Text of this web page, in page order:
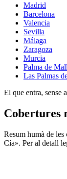
Madrid
Barcelona
Valencia
Sevilla
Málaga
Zaragoza
Murcia
Palma de
Las Palmas
El que entra, sense
Cobertures
Resum humà de
Cía». Per al detall